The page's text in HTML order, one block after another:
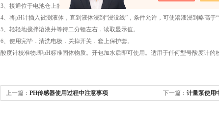
3、接通位于电池仓上的开关。
4、将pH计插入被测液体，直到液体浸到“浸没线”，条件允许，可使溶液浸到略高于“
5、轻轻地搅拌溶液并等待二分锺左右．读取显示值。
6、使用完毕．清洗电极．关掉开关．套上保护套。
酸度计校准物:即pH标准固体物质。开包加水后即可使用。适用于任何型号酸度计的
上一篇： PH传感器使用过程中注意事项 下一篇： 计量泵使用